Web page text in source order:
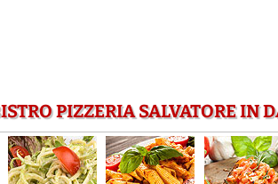
PIZZERIA SALVATORE IN